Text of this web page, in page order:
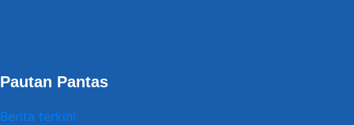
Pautan Pantas
Berita terkini